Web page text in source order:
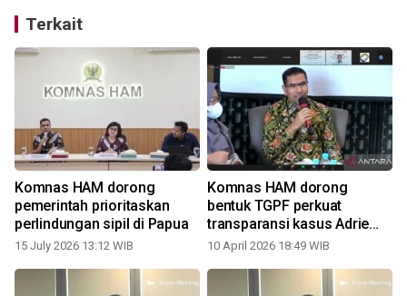
Terkait
Komnas HAM dorong
pemerintah prioritaskan
perlindungan sipil di Papua
15 July 2026 13:12 WIB
Komnas HAM dorong
bentuk TGPF perkuat
transparansi kasus Adrie
Yunus
10 April 2026 18:49 WIB